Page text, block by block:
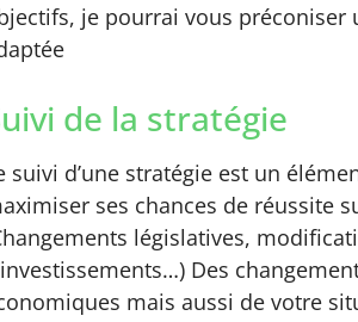
je pourrai vous préconiser
de la stratégie
suivi d’une stratégie est un
ses chances de réussite
législatives,
Des
mais aussi de votre